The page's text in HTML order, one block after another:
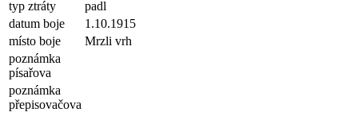
typ ztráty
padl
datum boje
1.10.1915
místo boje
Mrzli vrh
poznámka
písařova
poznámka
přepisovačova